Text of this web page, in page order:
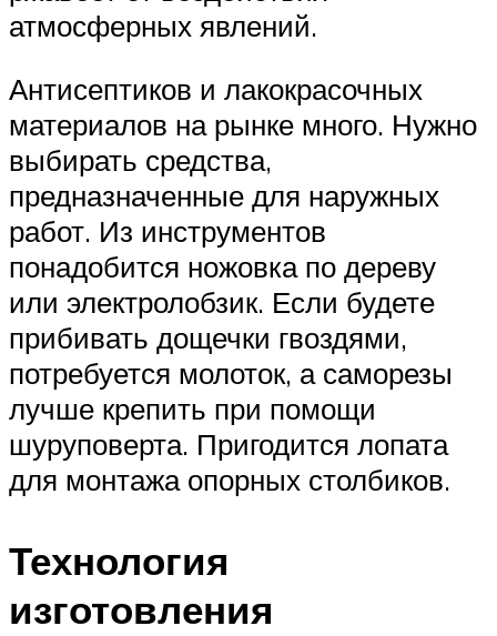
атмосферных явлений.
Антисептиков и лакокрасочных
материалов на рынке много. Нужно
выбирать средства,
предназначенные для наружных
работ. Из инструментов
понадобится ножовка по дереву
или электролобзик. Если будете
прибивать дощечки гвоздями,
потребуется молоток, а саморезы
лучше крепить при помощи
шуруповерта. Пригодится лопата
для монтажа опорных столбиков.
Технология
изготовления